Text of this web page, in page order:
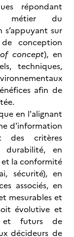
répondant
métier du
sur
conception
concept), en
techniques,
afin de
en l'alignant
d'information
des critères
durabilité, en
la conformité
sécurité), en
associés, en
mesurables et
évolutive et
et futurs de
décideurs de